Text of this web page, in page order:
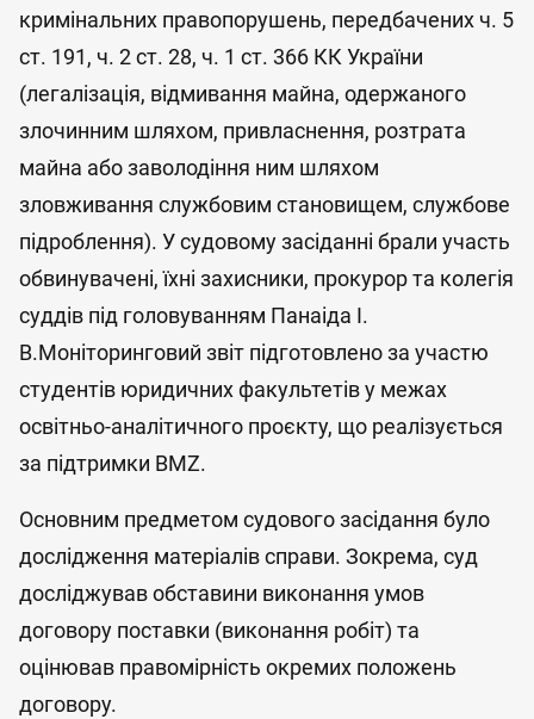
кримінальних правопорушень, передбачених ч. 5
ст. 191, ч. 2 ст. 28, ч. 1 ст. 366 КК України
(легалізація, відмивання майна, одержаного
злочинним шляхом, привласнення, розтрата
майна або заволодіння ним шляхом
зловживання службовим становищем, службове
підроблення). У судовому засіданні брали участь
обвинувачені, їхні захисники, прокурор та колегія
суддів під головуванням Панаіда І.
В.Моніторинговий звіт підготовлено за участю
студентів юридичних факультетів у межах
освітньо-аналітичного проєкту, що реалізується
за підтримки BMZ.
Основним предметом судового засідання було
дослідження матеріалів справи. Зокрема, суд
досліджував обставини виконання умов
договору поставки (виконання робіт) та
оцінював правомірність окремих положень
договору.